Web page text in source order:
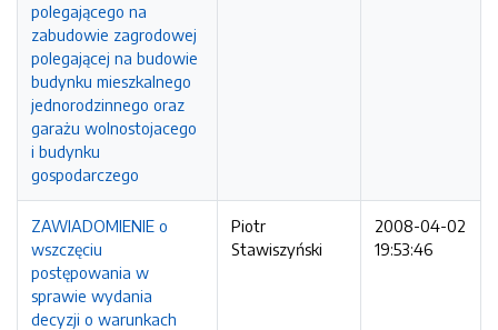
polegającego na
zabudowie zagrodowej
polegającej na budowie
budynku mieszkalnego
jednorodzinnego oraz
garażu wolnostojacego
i budynku
gospodarczego
ZAWIADOMIENIE o
wszczęciu
postępowania w
sprawie wydania
decyzji o warunkach
Piotr
Stawiszyński
2008-04-02
19:53:46